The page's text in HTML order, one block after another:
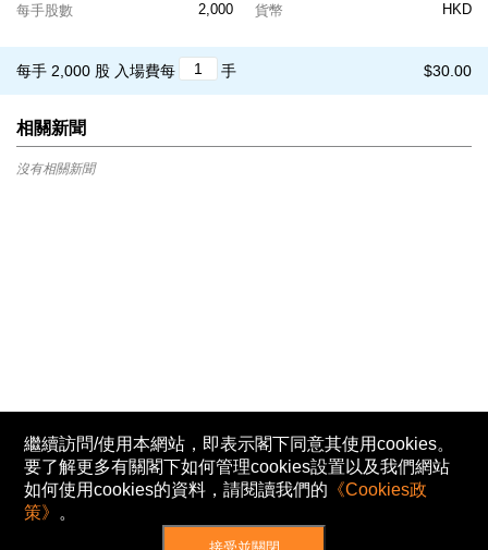
2,000
每手股數 HKD
貨幣
$30.00
每手 2,000 股 入場費每 手
相關新聞
沒有相關新聞
繼續訪問/使用本網站，即表示閣下同意其使用cookies。
要了解更多有關閣下如何管理cookies設置以及我們網站
如何使用cookies的資料，請閱讀我們的 《Cookies政
策》 。